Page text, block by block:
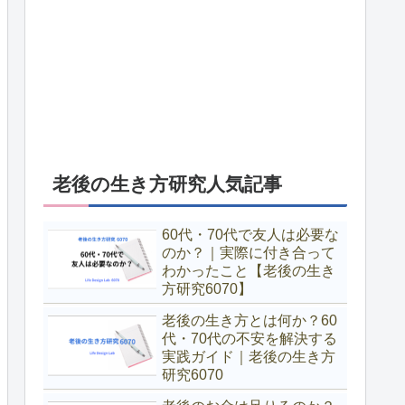
老後の生き方研究人気記事
60代・70代で友人は必要な
のか？｜実際に付き合って
わかったこと【老後の生き
方研究6070】
老後の生き方とは何か？60
代・70代の不安を解決する
実践ガイド｜老後の生き方
研究6070